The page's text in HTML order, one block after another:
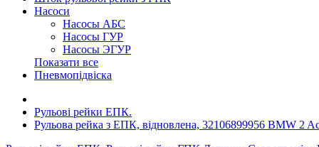
Насоси
Насосы АБС
Насосы ГУР
Насосы ЭГУР
Показати все
Пневмопідвіска
Рульові рейки ЕПК.
Рульова рейка з ЕПК, відновлена, 32106899956 BMW 2